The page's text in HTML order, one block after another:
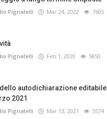
Pignatelli Mar 24, 2022 7605
Pignatelli Feb 1, 2020 5850
autodichiarazione editabile
2021
Pignatelli Mar 13, 2021 5574